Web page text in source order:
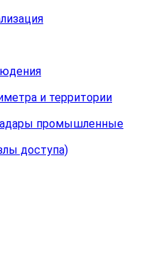
и территории
промышленные
доступа)